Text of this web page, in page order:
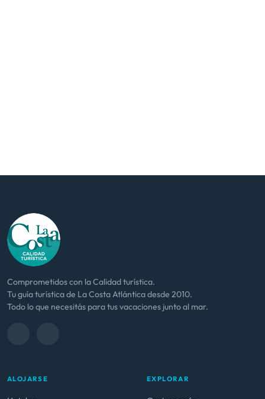
Comprometidos con la Calidad turística.
Tu guía turística de La Costa Atlántica desde 2010.
Todo lo que necesitás para tus vacaciones junto al mar.
ALOJARSE EXPLORAR